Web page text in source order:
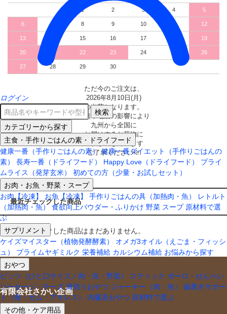
ログイン
検索
カテゴリーから探す
主食・手作りごはんの素・ドライフード
健康一番（手作りごはんの素） 健康一番ダイエット（手作りごはんの
素）
長寿一番（ドライフード） Happy Love（ドライフード）
プライ
ムライス（発芽玄米）
初めての方（少量・お試しセット）
お肉・お魚・野菜・スープ
お肉【冷凍】 お魚【冷凍】 手作りごはんの具（加熱肉・魚）
レトルト
（加熱肉・魚） 食欲向上パウダー・ふりかけ 野菜 スープ 原材料で選
ぶ
サプリメント
ケイズマイスター（植物発酵酵素）
オメガ3オイル（えごま・フィッシ
ュ）
プライムヤギミルク 栄養補給 カルシウム補給 お悩みから探す
おやつ
ビッツ（ひと口サイズ／肉・魚・野菜） スティック ボーロ・せんべい
ソーセージ・チーズ 薄切りおやつ ジャーキー（肉・魚）
歯磨きサポー
ト（骨・ガム・アキレス）
内臓系おやつ 原材料で選ぶ
その他・ケア用品
1 2 3 4 5
6 7 8 9 10 11 12
13 15 16 17 19
20 22 23 24 25 26
27 28 29 30
ただ今のご注文は、
2026年8月10日(月)
の出荷となります。
※熊本地震の影響により
九州から全国に
お届けするお荷物に
遅れが生じています
ご了承ください※
最近チェックした商品
最近チェックした商品はまだありません。
有限会社さかい企画